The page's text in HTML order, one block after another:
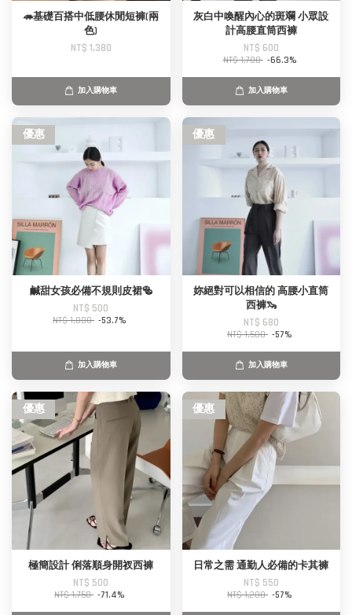
🦔基礎百搭中低腰休閒短褲(兩
色)
NT$ 1,380
加入購物車
灰白中喚醒內心的斑斕 小眾設
計高腰直筒西褲
NT$ 600
NT$ 1,780 -66.3%
加入購物車
優惠
鹹甜女孩必備不規則皮裙🥯
NT$ 500
NT$ 1,080 -53.7%
加入購物車
優惠
妳絕對可以相信的 高腰小直筒
西褲🦦
NT$ 680
NT$ 1,580 -57%
加入購物車
優惠
極簡設計 俐落順身開衩西褲
NT$ 500
NT$ 1,750 -71.4%
優惠
日常之需 通勤人必備的卡其褲
NT$ 550
NT$ 1,280 -57%